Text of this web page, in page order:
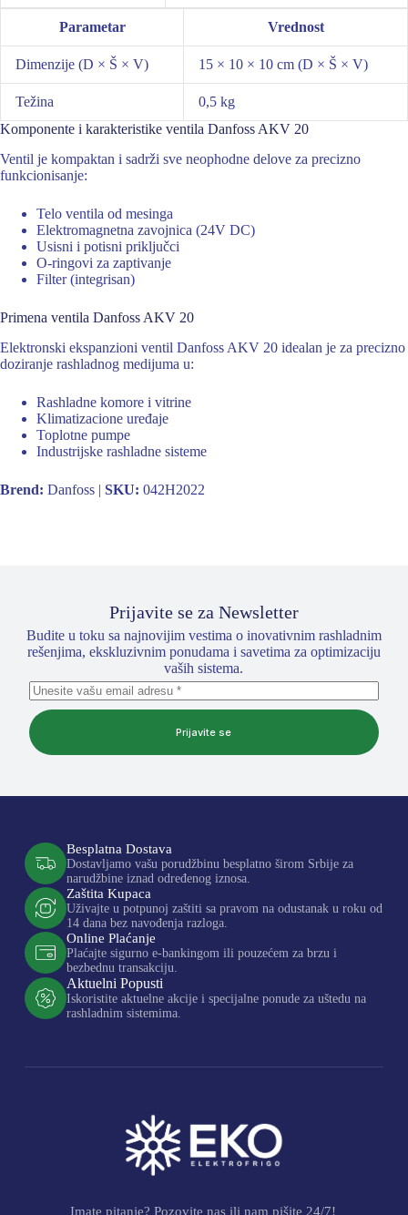
Parametar Vrednost
Dimenzije (D × Š × V) 15 × 10 × 10 cm (D × Š × V)
Težina
0,5 kg
Komponente i karakteristike ventila Danfoss AKV 20
Ventil je kompaktan i sadrži sve neophodne delove za precizno
funkcionisanje:
Telo ventila od mesinga
Elektromagnetna zavojnica (24V DC)
Usisni i potisni priključci
O-ringovi za zaptivanje
Filter (integrisan)
Primena ventila Danfoss AKV 20
Elektronski ekspanzioni ventil Danfoss AKV 20 idealan je za precizno
doziranje rashladnog medijuma u:
Rashladne komore i vitrine
Klimatizacione uređaje
Toplotne pumpe
Industrijske rashladne sisteme
Brend: Danfoss | SKU: 042H2022
Prijavite se za Newsletter
Budite u toku sa najnovijim vestima o inovativnim rashladnim
rešenjima, ekskluzivnim ponudama i savetima za optimizaciju
vaših sistema.
Prijavite se
Besplatna Dostava
Dostavljamo vašu porudžbinu besplatno širom Srbije za
narudžbine iznad određenog iznosa.
Zaštita Kupaca
Uživajte u potpunoj zaštiti sa pravom na odustanak u roku od
14 dana bez navođenja razloga.
Online Plaćanje
Plaćajte sigurno e-bankingom ili pouzećem za brzu i
bezbednu transakciju.
Aktuelni Popusti
Iskoristite aktuelne akcije i specijalne ponude za uštedu na
rashladnim sistemima.
Imate pitanje? Pozovite nas ili nam pišite 24/7!